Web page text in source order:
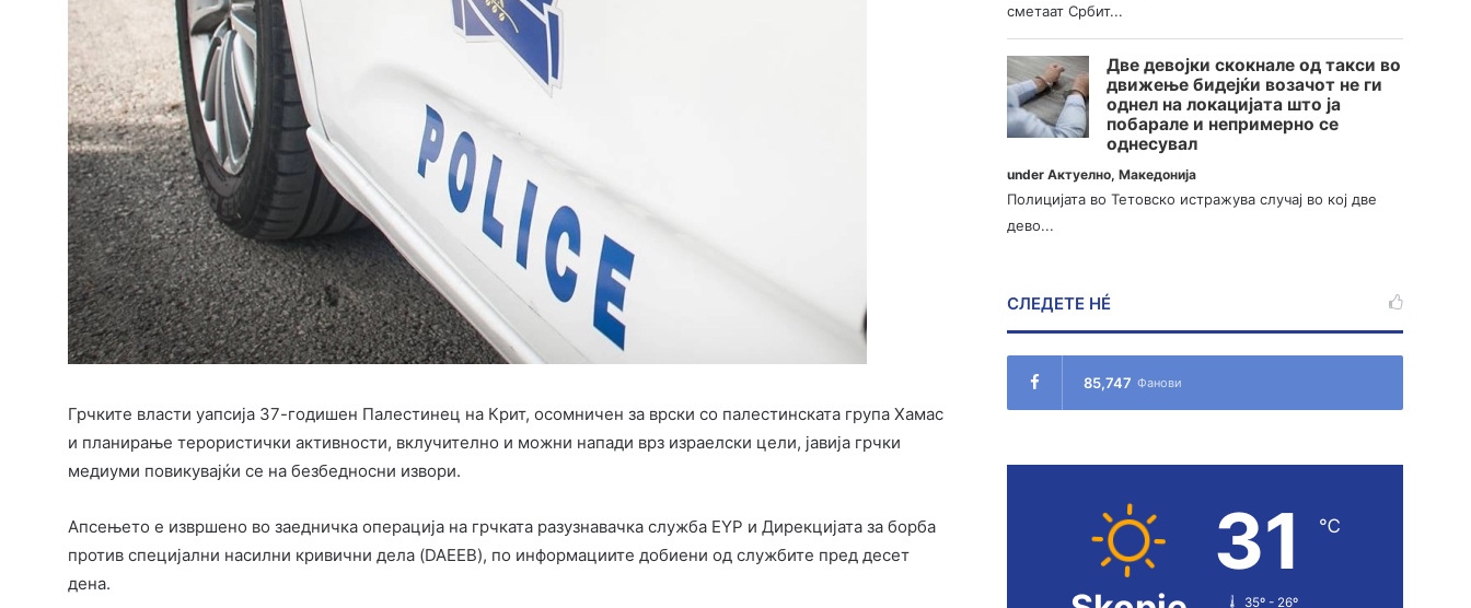
Грчките власти уапсија 37-годишен Палестинец на Крит, осомничен за врски со палестинската група Хамас
и планирање терористички активности, вклучително и можни напади врз израелски цели, јавија грчки
медиуми повикувајќи се на безбедносни извори.
Апсењето е извршено во заедничка операција на грчката разузнавачка служба EYP и Дирекцијата за борба
против специјални насилни кривични дела (DAEEB), по информациите добиени од службите пред десет
дена.
сметаат Србит...
Две девојки скокнале од такси во
движење бидејќи возачот не ги
однел на локацијата што ја
побарале и непримерно се
однесувал
underАктуелно,Македонија
Полицијата во Тетовско истражува случај во кој две
дево...
СЛЕДЕТЕ НÉ
85,747 Фанови
31 ℃
35º - 26º